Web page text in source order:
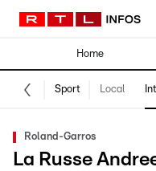
Home
Sport Local
Roland-Garros
La Russe